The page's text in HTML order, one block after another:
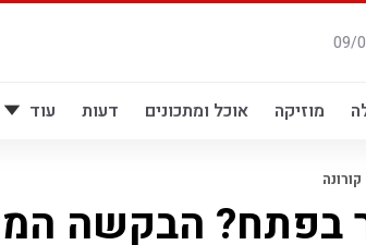
מוזיקה אוכל ומתכונים דעות עוד
קורונה
בפתח? הבקשה